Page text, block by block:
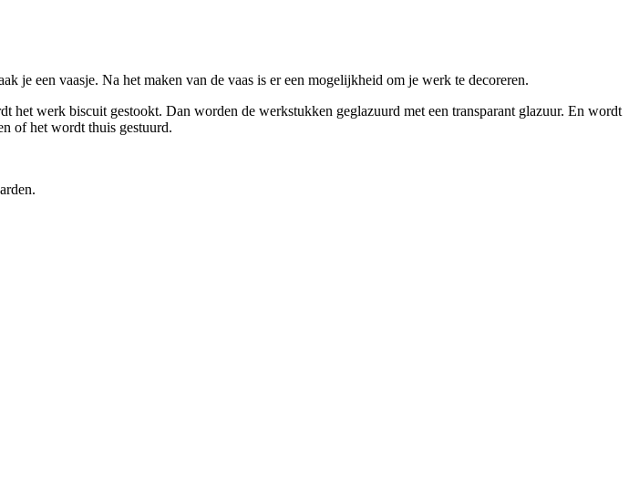
je een vaasje. Na het maken van de vaas is er een mogelijkheid om je werk te decoreren.
het werk biscuit gestookt. Dan worden de werkstukken geglazuurd met een transparant glazuur. En wordt
of het wordt thuis gestuurd.